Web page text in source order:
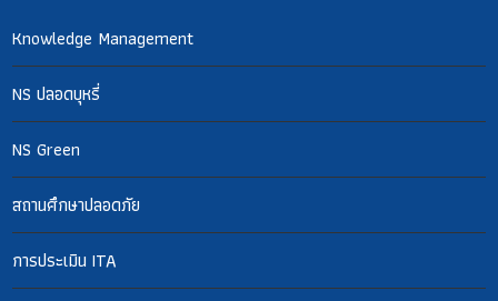
Knowledge Management
NS ปลอดบุหรี่
NS Green
สถานศึกษาปลอดภัย
การประเมิน ITA